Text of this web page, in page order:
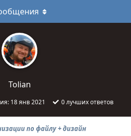
Tolian
18 янв 2021 0лучших ответов
по файлу + дизайн